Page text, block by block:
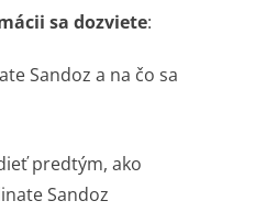
sa dozviete:
Sandoz a na čo sa
predtým, ako
Sandoz